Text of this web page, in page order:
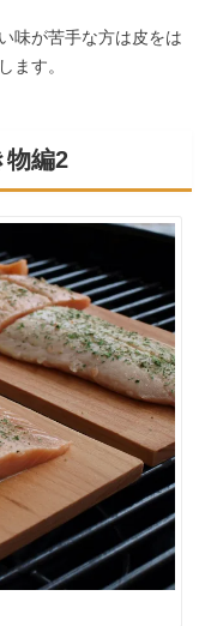
味が苦手な方は皮をは
ます。
物編2